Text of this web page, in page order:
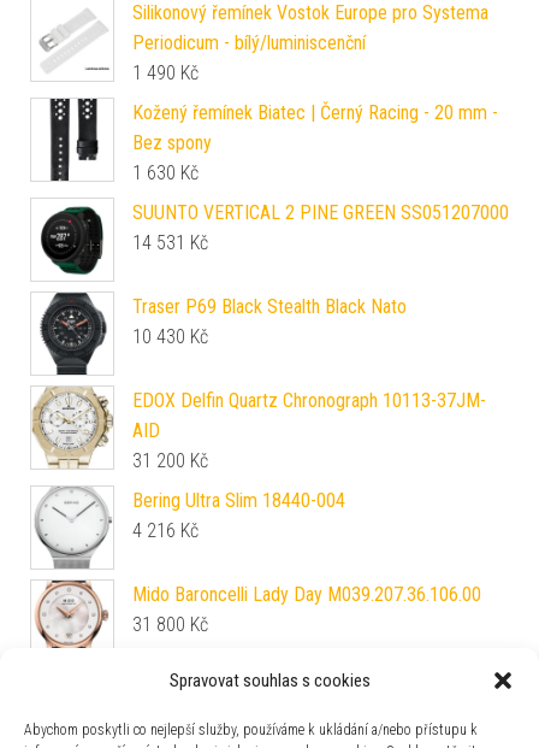
Spravovat souhlas s cookies
Abychom poskytli co nejlepší služby, používáme k ukládání a/nebo přístupu k
Silikonový řemínek Vostok Europe pro Systema
Periodicum - bílý/luminiscenční
1 490 Kč
Kožený řemínek Biatec | Černý Racing - 20 mm -
Bez spony
1 630 Kč
SUUNTO VERTICAL 2 PINE GREEN SS051207000
14 531 Kč
Traser P69 Black Stealth Black Nato
10 430 Kč
EDOX Delfin Quartz Chronograph 10113-37JM-
AID
31 200 Kč
Bering Ultra Slim 18440-004
4 216 Kč
Mido Baroncelli Lady Day M039.207.36.106.00
31 800 Kč
Nivada Grenchen Chronomaster Singer Newman -
Inter. Bezel - Manual - Beads of Rice